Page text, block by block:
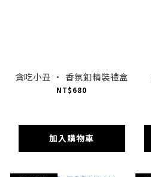
貪吃小丑 · 香氛釦精裝禮盒
NT$680
加入購物車